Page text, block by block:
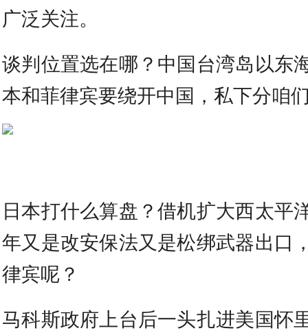
广泛关注。
谈判位置选在哪？中国台湾岛以东
本和菲律宾要绕开中国，私下分咱
日本打什么算盘？借机扩大西太平
年又是改安保法又是松绑武器出口
律宾呢？
马科斯政府上台后一头扎进美国怀